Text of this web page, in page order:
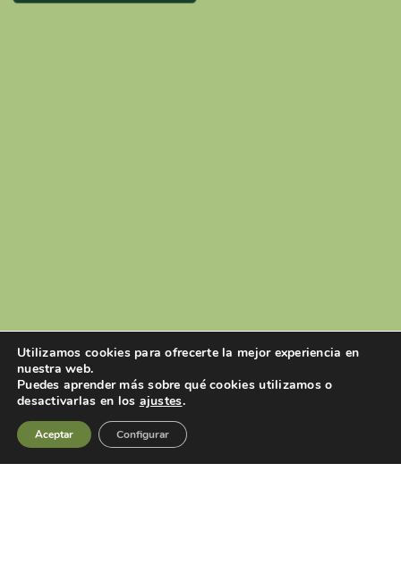
Utilizamos cookies para ofrecerte la mejor experiencia en
nuestra web.
Puedes aprender más sobre qué cookies utilizamos o
desactivarlas en los ajustes.
Aceptar Configurar